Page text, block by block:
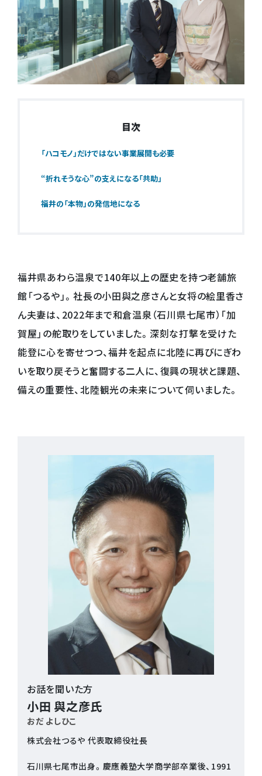
目次
「ハコモノ」だけではない事業展開も必要
“折れそうな心”の支えになる「共助」
福井の「本物」の発信地になる
福井県あわら温泉で140年以上の歴史を持つ老舗旅
館「つるや」。社長の小田與之彦さんと女将の絵里香さ
ん夫妻は、2022年まで和倉温泉（石川県七尾市）「加
賀屋」の舵取りをしていました。深刻な打撃を受けた
能登に心を寄せつつ、福井を起点に北陸に再びにぎわ
いを取り戻そうと奮闘する二人に、復興の現状と課題、
備えの重要性、北陸観光の未来について伺いました。
お話を聞いた方
小田 與之彦氏
おだ よしひこ
株式会社つるや 代表取締役社長
石川県七尾市出身。慶應義塾大学商学部卒業後、1991